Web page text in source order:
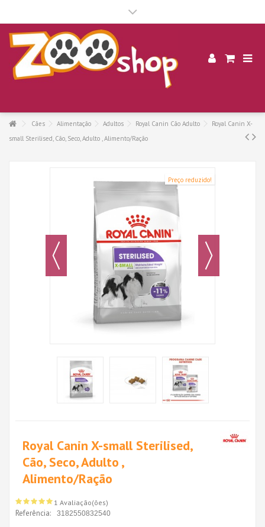
Cães Alimentação Adultos Royal Canin Cão Adulto
Royal Canin X-
small Sterilised, Cão, Seco, Adulto , Alimento/Ração
Preço reduzido!
Royal Canin X-small Sterilised,
Cão, Seco, Adulto ,
Alimento/Ração
1 Avaliação(ões)
Referência: 3182550832540